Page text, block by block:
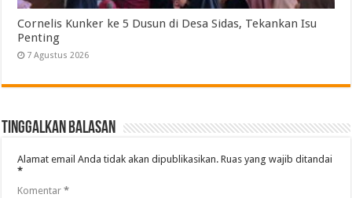
Cornelis Kunker ke 5 Dusun di Desa Sidas, Tekankan Isu
Penting
7 Agustus 2026
Tinggalkan Balasan
Alamat email Anda tidak akan dipublikasikan. Ruas yang wajib ditandai
*
Komentar*